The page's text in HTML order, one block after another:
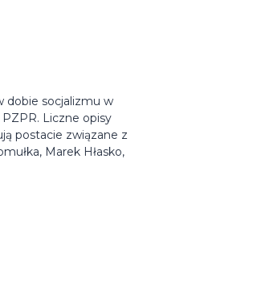
dobie socjalizmu w
Liczne opisy
postacie związane z
Marek Hłasko,